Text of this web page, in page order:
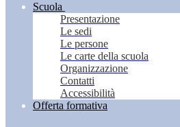
Scuola
Presentazione
Le sedi
Le persone
Le carte della scuola
Organizzazione
Contatti
Accessibilità
Offerta formativa